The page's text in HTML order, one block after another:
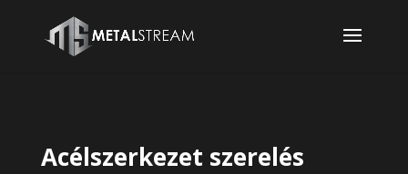
Acélszerkezet szerelés